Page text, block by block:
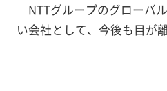
NTTグループのグローバ
い会社として、今後も目が